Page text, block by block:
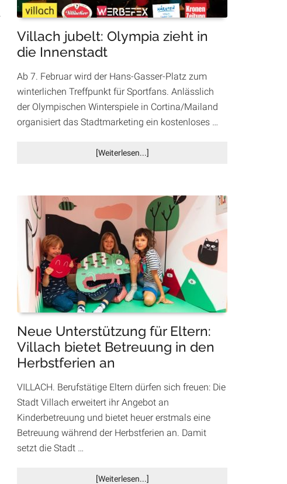
Villach jubelt: Olympia zieht in
die Innenstadt
Ab 7. Februar wird der Hans-Gasser-Platz zum
winterlichen Treffpunkt für Sportfans. Anlässlich
der Olympischen Winterspiele in Cortina/Mailand
organisiert das Stadtmarketing ein kostenloses …
[Weiterlesen...]Infos
jubelt:
Olympia
zieht
in
die
Innenstadt
Neue Unterstützung für Eltern:
Villach bietet Betreuung in den
Herbstferien an
VILLACH. Berufstätige Eltern dürfen sich freuen: Die
Stadt Villach erweitert ihr Angebot an
Kinderbetreuung und bietet heuer erstmals eine
Betreuung während der Herbstferien an. Damit
setzt die Stadt …
[Weiterlesen...]Infos